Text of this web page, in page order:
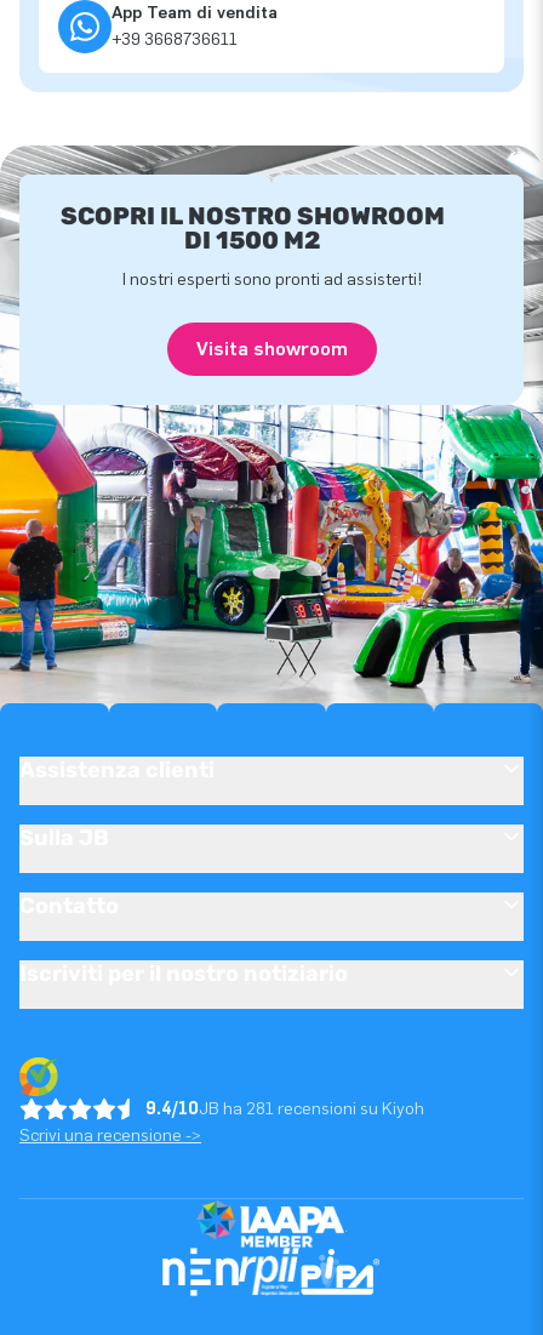
App Team di vendita
+39 3668736611
SCOPRI IL NOSTRO SHOWROOM
DI 1500 M2
I nostri esperti sono pronti ad assisterti!
Visita showroom
9.4/10JB ha 281 recensioni su Kiyoh
Scrivi una recensione ->